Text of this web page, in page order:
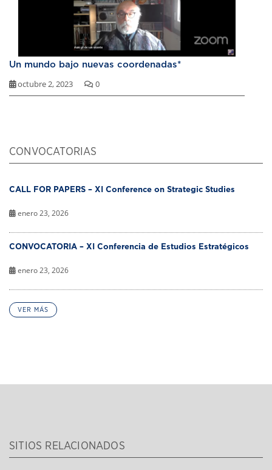
Un mundo bajo nuevas coordenadas*
octubre 2, 2023 0
CONVOCATORIAS
CALL FOR PAPERS – XI Conference on Strategic Studies
enero 23, 2026
CONVOCATORIA – XI Conferencia de Estudios Estratégicos
enero 23, 2026
VER MÁS
SITIOS RELACIONADOS